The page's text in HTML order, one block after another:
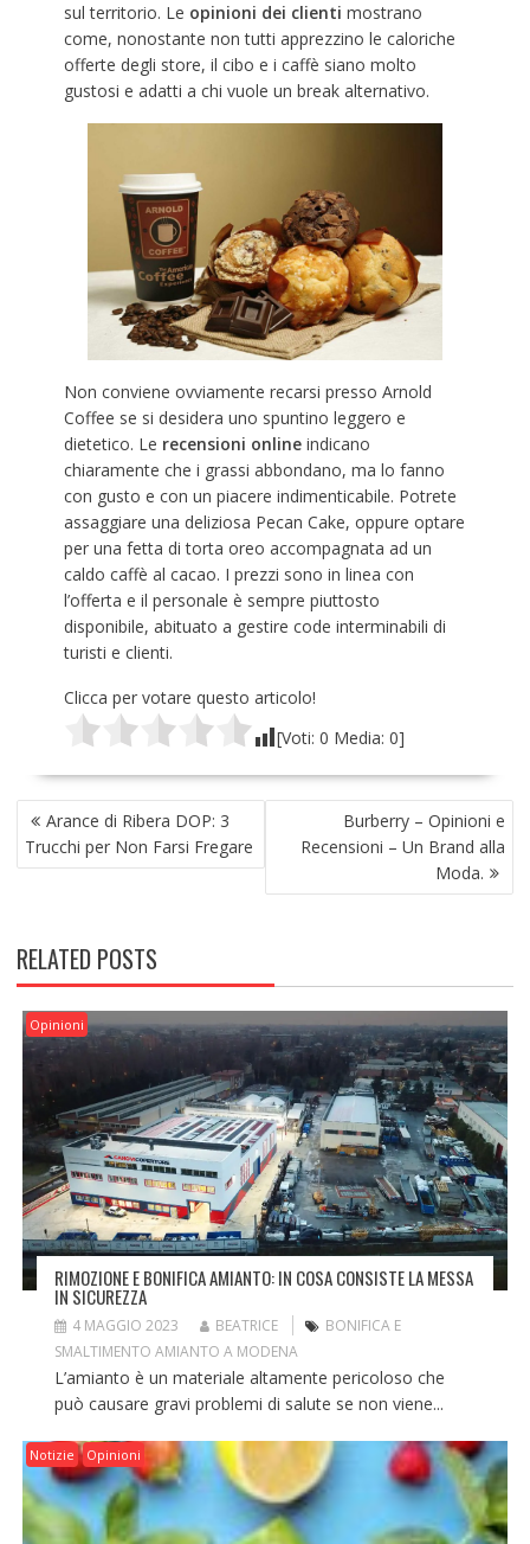
sul territorio. Le opinioni dei clienti mostrano
come, nonostante non tutti apprezzino le caloriche
offerte degli store, il cibo e i caffè siano molto
gustosi e adatti a chi vuole un break alternativo.
Non conviene ovviamente recarsi presso Arnold
Coffee se si desidera uno spuntino leggero e
dietetico. Le recensioni online indicano
chiaramente che i grassi abbondano, ma lo fanno
con gusto e con un piacere indimenticabile. Potrete
assaggiare una deliziosa Pecan Cake, oppure optare
per una fetta di torta oreo accompagnata ad un
caldo caffè al cacao. I prezzi sono in linea con
l’offerta e il personale è sempre piuttosto
disponibile, abituato a gestire code interminabili di
turisti e clienti.
Clicca per votare questo articolo!
[Voti: 0 Media: 0]
NAVIGAZIONE
ARTICOLI
Arance di Ribera DOP: 3
Trucchi per Non Farsi Fregare
Burberry – Opinioni e
Recensioni – Un Brand alla
Moda.
RELATED POSTS
Opinioni
RIMOZIONE E BONIFICA AMIANTO: IN COSA CONSISTE LA MESSA
IN SICUREZZA
4 MAGGIO 2023 BEATRICE
BONIFICA E
SMALTIMENTO AMIANTO A MODENA
L’amianto è un materiale altamente pericoloso che
può causare gravi problemi di salute se non viene...
Notizie Opinioni